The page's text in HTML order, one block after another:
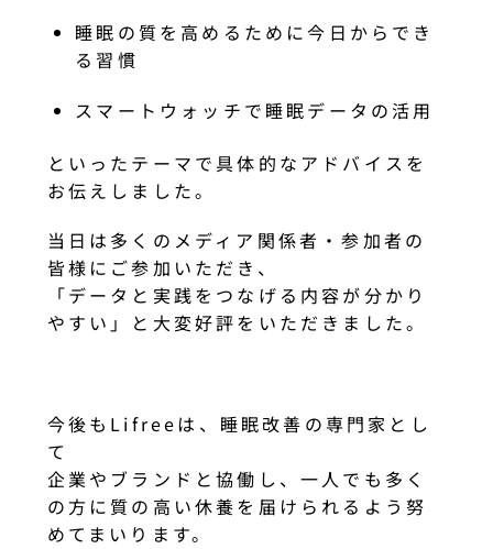
睡眠の質を高めるために今日からでき
る習慣
スマートウォッチで睡眠データの活用
といったテーマで具体的なアドバイスを
お伝えしました。
当日は多くのメディア関係者・参加者の
皆様にご参加いただき、
「データと実践をつなげる内容が分かり
やすい」と大変好評をいただきました。
今後もLifreeは、睡眠改善の専門家とし
て
企業やブランドと協働し、一人でも多く
の方に質の高い休養を届けられるよう努
めてまいります。